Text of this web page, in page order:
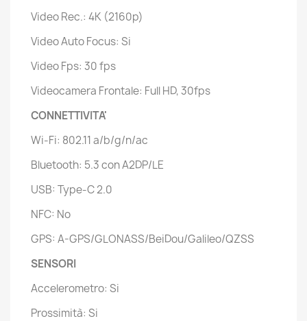
Video Rec.: 4K (2160p)
Video Auto Focus: Si
Video Fps: 30 fps
Videocamera Frontale: Full HD, 30fps
CONNETTIVITA'
Wi-Fi: 802.11 a/b/g/n/ac
Bluetooth: 5.3 con A2DP/LE
USB: Type-C 2.0
NFC: No
GPS: A-GPS/GLONASS/BeiDou/Galileo/QZSS
SENSORI
Accelerometro: Si
Prossimità: Si